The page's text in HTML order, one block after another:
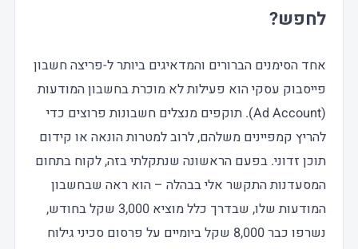
לחפש?
אחד הסימנים הברורים והמדאיגים ביותר ל-פריצה חשבון
פייסבוק עסקי הוא פעילות לא מוכרת בחשבון המודעות
(Ad Account). תוקפים מנצלים חשבונות פרוצים כדי
להריץ קמפיינים משלהם, לרוב למטרות הונאה או קידום
תוכן זדוני. בפעם הראשונה שנתקלתי בזה, לקוח בתחום
המסעדנות התקשר אלי בבהלה – הוא ראה שבחשבון
המודעות שלו, שבדרך כלל מוציא 3,000 שקל בחודש,
נשרפו כבר 8,000 שקל ביומיים על פרסום סכיני גילוח